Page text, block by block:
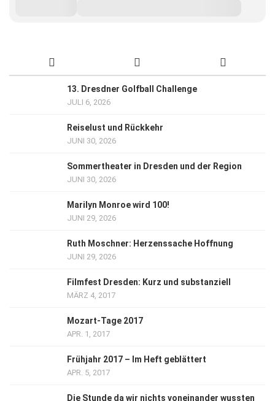
13. Dresdner Golfball Challenge
JULI 6, 2026
Reiselust und Rückkehr
JUNI 30, 2026
Sommertheater in Dresden und der Region
JUNI 30, 2026
Marilyn Monroe wird 100!
JUNI 29, 2026
Ruth Moschner: Herzenssache Hoffnung
JUNI 29, 2026
Filmfest Dresden: Kurz und substanziell
MÄRZ 4, 2017
Mozart-Tage 2017
APR. 1, 2017
Frühjahr 2017 – Im Heft geblättert
APR. 5, 2017
Die Stunde da wir nichts voneinander wussten